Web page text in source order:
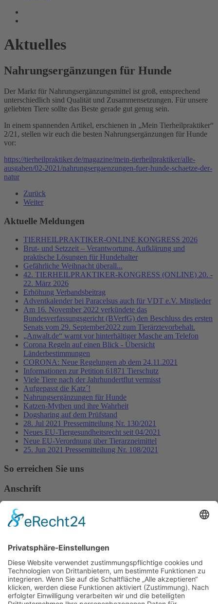
Aktuelles
Nahrungsergänzungen für Hunde
Der Markt für Nahrungsergänzungsmittel ist groß, entsprechend
unterschiedlich sind Qualität und Zusammensetzungen. Für unsere
geliebten Tiere sollte das Beste gerade gut genug sein.
In einem spannenden Artikel, erschienen in „Mein Tierheilpraktiker“
2/21, stellen wir euch die besten Nahrungsergänzungen für Hunde
vor:
https://tierheilpraktiker.de/magazine/mein-tierheilpraktiker/alle-
ausgaben/02-2021/nahrungsergaenzungen-fuer-hunde-schaetze-der-
natur
Zurück
Weiter
Aktuelle Meldungen
TIERHEILPRAKTIKER-ONLINE KONGRESS 2026
Brut- und Setzzeit – Verantwortung, Aufklärung und
praktische Lösungen für Hundehalter
Gefährliche Weihnacht überall...
42. TIERHEILPRAKTIKER-KONGRESS (ONLINE) 20. -
22. März 2026
Erhöhung Verbandsbeitrag
Adventkalender bei Paracelsus auch für VDT e.V. Mitglieder
Am 16. November 2022 verkündete das
Bundesverfassungsgericht (BVerfG) den Beschluss des ersten
Senats vom 29. September2022 zum Tierärztevorbehalt.
„Anwalt.de“ warnt vor hinterhältiger Masche am Telefon
Corona Regeln auf einen Blick - Übersicht
Länderbestimmungen
CORONA: Neue Regelungen ab dem 24.11.2021
Informationen zur Petition 61871 Tierschutz
Viele Tiere nach der Jahrhundertflut vermisst
Aufgepasst die Katz´!
Nahrungsergänzungen für Hunde
Katzen-Mythen und ihre Wahrheit
Dogsharing auf dem Prüfstand
28. Jul 2021 Pressemitteilung Nr. 130/2021
Neues EU-Tiergesundheitsrecht seit 04/2021
Neue EU-Verordnung über Tierarzneimittel
25. Jun 2021 Pressemitteilung Nr. 108/2021
So erreichen Sie uns
Anschrift
Verband Deutscher Tierheilpraktiker e.V.
Verbandsverwaltung
Am Rosenbraken 12
E-Mail
Diese E-Mail-Adresse ist vor Spambots geschützt! Zur Anzeige
muss JavaScript eingeschaltet sein!
Diese E-Mail-Adresse ist vor Spambots geschützt! Zur Anzeige